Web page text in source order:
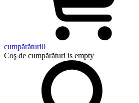
cumpărături0
Coş de cumpărături is empty